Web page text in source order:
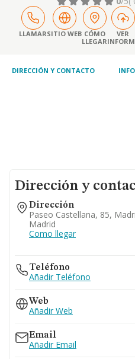
LLAMARSITIO WEB CÓMO
LLEGAR
VER
DIRECCIÓN Y CONTACTO
Dirección y
Dirección
Paseo Castellana, 85,
Madrid
Como llegar
Teléfono
Añadir Teléfono
Web
Añadir Web
Email
Añadir Email